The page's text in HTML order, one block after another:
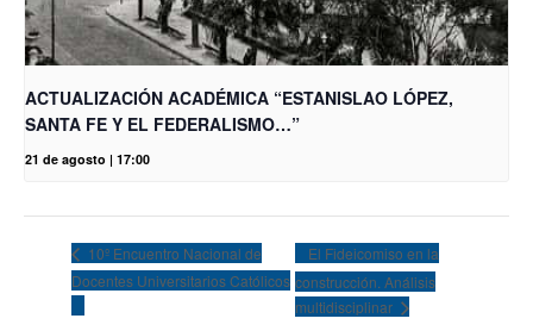
ACTUALIZACIÓN ACADÉMICA “ESTANISLAO LÓPEZ,
SANTA FE Y EL FEDERALISMO…”
21 de agosto | 17:00
10º Encuentro Nacional de
Docentes Universitarios Católicos
El Fideicomiso en la
construcción. Análisis
multidisciplinar